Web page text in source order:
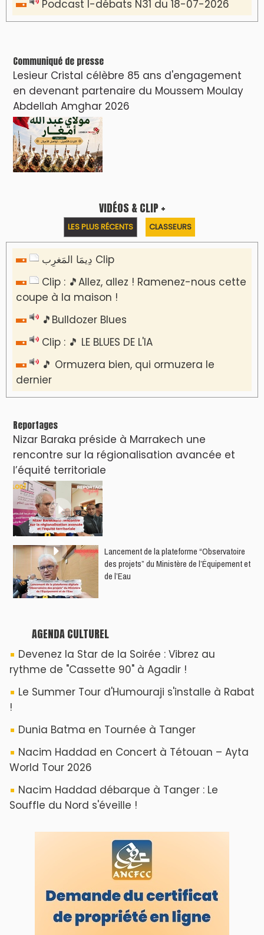
Clip : 🎵Allez, allez ! Ramenez-nous cette
🎵Bulldozer Blues
Clip : 🎵 LE BLUES DE L'IA
🎵 Ormuzera bien, qui ormuzera le
dernier
Reportages
Nizar Baraka préside à Marrakech une
l’équité territoriale
​Lancement de la plateforme “Observatoire
des projets” du Ministère de l’Équipement et
AGENDA CULTUREL
Devenez la Star de la Soirée : Vibrez au
Le Summer Tour d'Humouraji s'installe à Rabat
Dunia Batma en Tournée à Tanger
Nacim Haddad en Concert à Tétouan – Ayta
World Tour 2026
Nacim Haddad débarque à Tanger : Le
Souffle du Nord s'éveille !
ABOUT US
Proposer votre article
LODJ VIDÉO
L'ODJ LIVE TV
LODJ AUDIO
WEB RADIO R212
Copyright © 2022 Groupe de presse Arrissala
Ce site utilise Google Analytics. En continuant à naviguer, vous nous
autorisez à déposer un cookie à des fins de mesure d'audience
Plan du site | Syndication